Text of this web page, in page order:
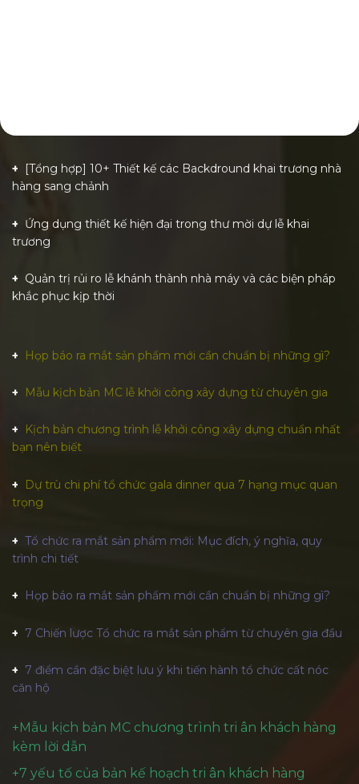
[Tổng hợp] 10+ Thiết kế các Backdround khai trương nhà
hàng sang chảnh
Ứng dụng thiết kế hiện đại trong thư mời dự lễ khai
trương
Quản trị rủi ro lễ khánh thành nhà máy và các biện pháp
khắc phục kịp thời
Họp báo ra mắt sản phẩm mới cần chuẩn bị những gì?
Mẫu kịch bản MC lễ khởi công xây dựng từ chuyên gia
Kịch bản chương trình lễ khởi công xây dựng chuẩn nhất
bạn nên biết
Dự trù chi phí tổ chức gala dinner qua 7 hạng mục quan
trọng
Tổ chức ra mắt sản phẩm mới: Mục đích, ý nghĩa, quy
trình chi tiết
Họp báo ra mắt sản phẩm mới cần chuẩn bị những gì?
7 Chiến lược Tổ chức ra mắt sản phẩm từ chuyên gia đầu
7 điểm cần đặc biệt lưu ý khi tiến hành tổ chức cất nóc
căn hộ
+Mẫu kịch bản MC chương trình tri ân khách hàng
kèm lời dẫn
+7 yếu tố của bản kế hoạch tri ân khách hàng